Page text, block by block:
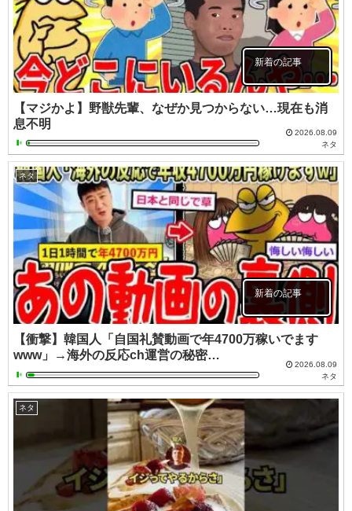
新着の記事
【マジかよ】野獣先輩、なぜか見つからない…現在も消
息不明
2026.08.09
ネタ
ネタ
新着の記事
【衝撃】韓国人「自国礼賛動画で年4700万稼いでます
www」→海外の反応ch運営の秘密…
2026.08.09
ネタ
ネタ